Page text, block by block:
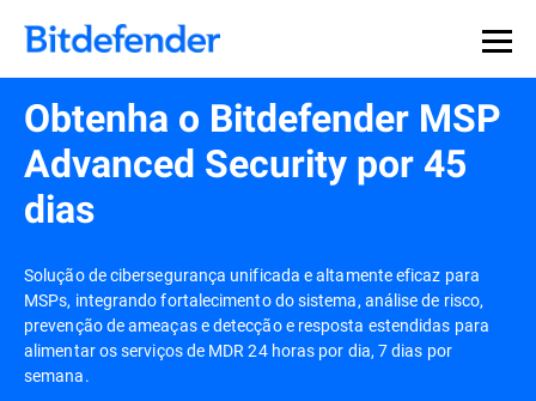
Obtenha o Bitdefender MSP
Advanced Security por 45
dias
Solução de cibersegurança unificada e altamente eficaz para
MSPs, integrando fortalecimento do sistema, análise de risco,
prevenção de ameaças e detecção e resposta estendidas para
alimentar os serviços de MDR 24 horas por dia, 7 dias por
semana.